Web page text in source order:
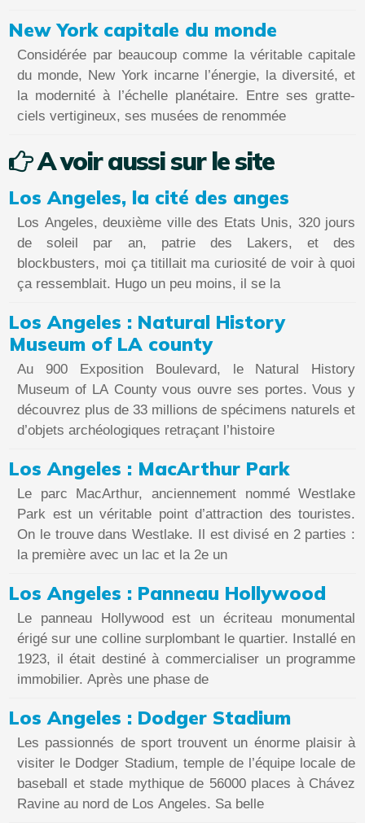
New York capitale du monde
Considérée par beaucoup comme la véritable capitale
du monde, New York incarne l’énergie, la diversité, et
la modernité à l’échelle planétaire. Entre ses gratte-
ciels vertigineux, ses musées de renommée
A voir aussi sur le site
Los Angeles, la cité des anges
Los Angeles, deuxième ville des Etats Unis, 320 jours
de soleil par an, patrie des Lakers, et des
blockbusters, moi ça titillait ma curiosité de voir à quoi
ça ressemblait. Hugo un peu moins, il se la
Los Angeles : Natural History
Museum of LA county
Au 900 Exposition Boulevard, le Natural History
Museum of LA County vous ouvre ses portes. Vous y
découvrez plus de 33 millions de spécimens naturels et
d’objets archéologiques retraçant l’histoire
Los Angeles : MacArthur Park
Le parc MacArthur, anciennement nommé Westlake
Park est un véritable point d’attraction des touristes.
On le trouve dans Westlake. Il est divisé en 2 parties :
la première avec un lac et la 2e un
Los Angeles : Panneau Hollywood
Le panneau Hollywood est un écriteau monumental
érigé sur une colline surplombant le quartier. Installé en
1923, il était destiné à commercialiser un programme
immobilier. Après une phase de
Los Angeles : Dodger Stadium
Les passionnés de sport trouvent un énorme plaisir à
visiter le Dodger Stadium, temple de l’équipe locale de
baseball et stade mythique de 56000 places à Chávez
Ravine au nord de Los Angeles. Sa belle